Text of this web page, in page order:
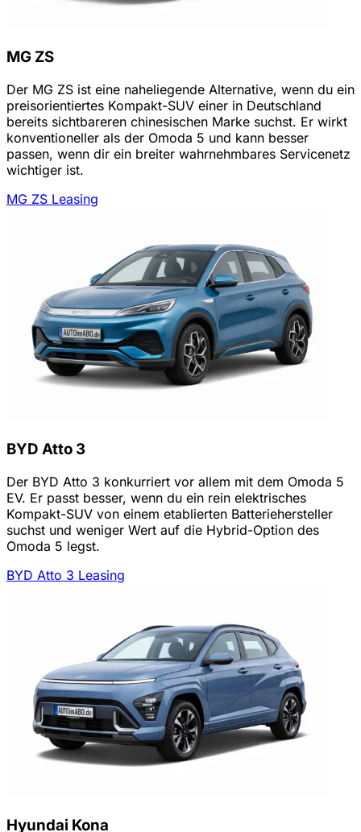
MG ZS
Der MG ZS ist eine naheliegende Alternative, wenn du ein
preisorientiertes Kompakt-SUV einer in Deutschland
bereits sichtbareren chinesischen Marke suchst. Er wirkt
konventioneller als der Omoda 5 und kann besser
passen, wenn dir ein breiter wahrnehmbares Servicenetz
wichtiger ist.
MG ZS Leasing
BYD Atto 3
Der BYD Atto 3 konkurriert vor allem mit dem Omoda 5
EV. Er passt besser, wenn du ein rein elektrisches
Kompakt-SUV von einem etablierten Batteriehersteller
suchst und weniger Wert auf die Hybrid-Option des
Omoda 5 legst.
BYD Atto 3 Leasing
Hyundai Kona